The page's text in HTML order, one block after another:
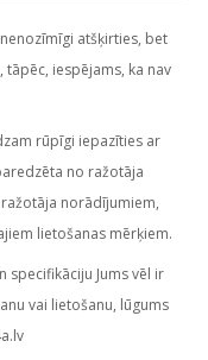
atšķirties, bet
iespējams, ka nav
rūpīgi iepazīties ar
no ražotāja
norādījumiem,
lietošanas mērķiem.
specifikāciju Jums vēl ir
vai lietošanu, lūgums